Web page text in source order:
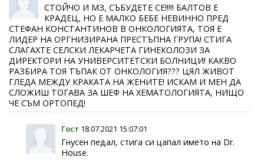
СТОЙЧО И МЗ, СЪБУДЕТЕ СЕ!!!!! БАЛТОВ Е
КРАДЕЦ, НО Е МАЛКО БЕБЕ НЕВИННО ПРЕД
СТЕФАН КОНСТАНТИНОВ В ОНКОЛОГИЯТА, ТОЯ Е
ЛИДЕР НА ОРГНИЗИРАНА ПРЕСТЪПНА ГРУПА! СТИГА
СЛАГАХТЕ СЕЛСКИ ЛЕКАРЧЕТА ГИНЕКОЛОЗИ ЗА
ДИРЕКТОРИ НА УНИВЕРСИТЕТСКИ БОЛНИЦИ! КАКВО
РАЗБИРА ТОЯ ТЪПАК ОТ ОНКОЛОГИЯ??? ЦЯЛ ЖИВОТ
ГЛЕДА МЕЖДУ КРАКАТА НА ЖЕНИТЕ! ИСКАМ И МЕН ДА
СЛОЖИШ ТОГАВА ЗА ШЕФ НА ХЕМАТОЛОГИЯТА, НИЩО
ЧЕ СЪМ ОРТОПЕД!
Гост 18.07.2021 15:07:01
Гнусен педал, стига си цапал името на Dr.
House.